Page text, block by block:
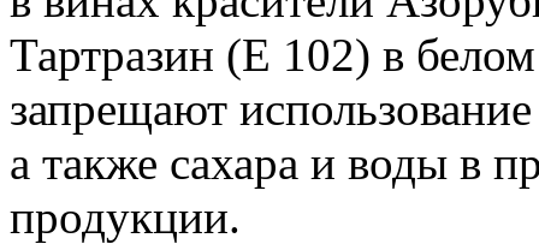
Тартразин (Е 102) в
запрещают
а также сахара и воды в
продукции.